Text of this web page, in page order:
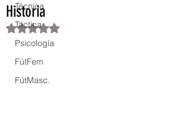
Técnica
Táctica
Psicología
FútFem
FútMasc.
Historia
Obtuvo NaN de 5 estrellas.